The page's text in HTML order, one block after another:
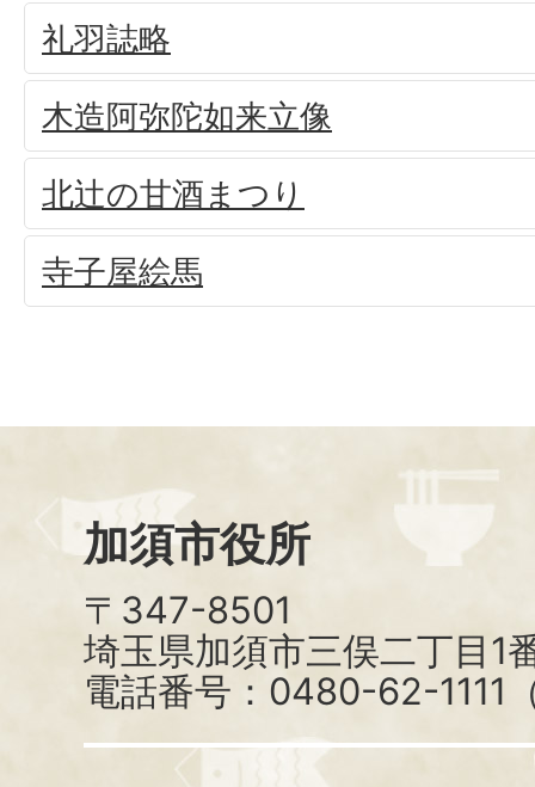
礼羽誌略
木造阿弥陀如来立像
北辻の甘酒まつり
寺子屋絵馬
加須市役所
〒347-8501
埼玉県加須市三俣二丁目1
電話番号：0480-62-1111